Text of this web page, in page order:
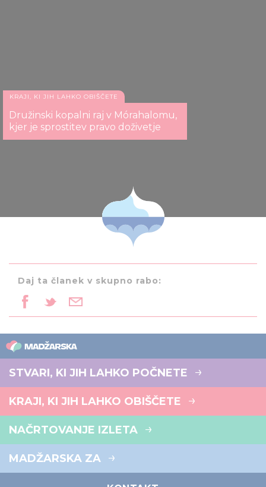
KRAJI, KI JIH LAHKO OBIŠČETE
Družinski kopalni raj v Mórahalomu,
kjer je sprostitev pravo doživetje
Daj ta članek v skupno rabo:
STVARI, KI JIH LAHKO POČNETE
KRAJI, KI JIH LAHKO OBIŠČETE
NAČRTOVANJE IZLETA
MADŽARSKA ZA